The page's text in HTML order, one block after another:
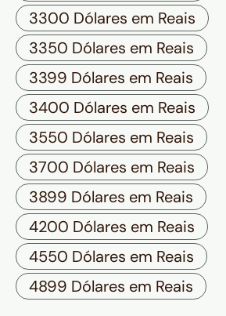
3300 Dólares em Reais
3350 Dólares em Reais
3399 Dólares em Reais
3400 Dólares em Reais
3550 Dólares em Reais
3700 Dólares em Reais
3899 Dólares em Reais
4200 Dólares em Reais
4550 Dólares em Reais
4899 Dólares em Reais